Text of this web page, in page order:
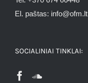
El. paštas: info@ofm.lt
SOCIALINIAI TINKLAI: